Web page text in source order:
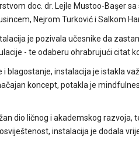
doc. dr. Lejle Mustoo-Başer
Nejrom Turković i Salkom
je pozivala učesnike da
- te odaberu ohrabrujući citat
blagostanje, instalacija je istakla
koncept, potakla je
dio ličnog i akademskog
instalacija je dodala